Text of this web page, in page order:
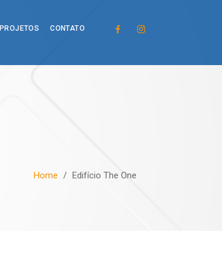
PROJETOS CONTATO
Home / Edifício The One